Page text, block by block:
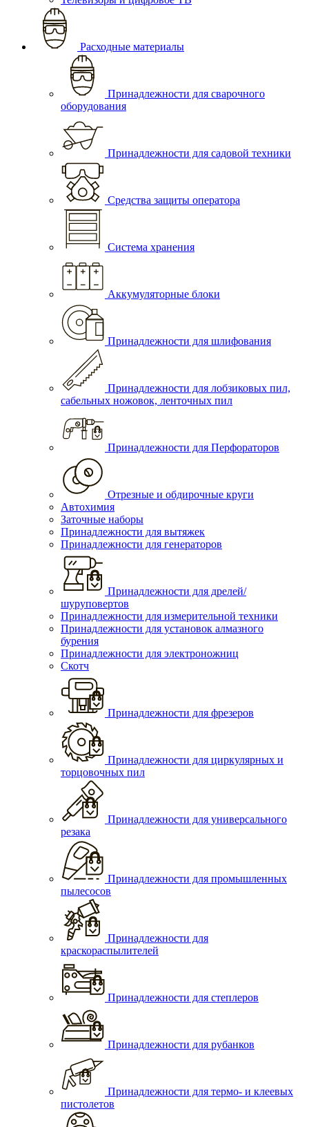
Расходные материалы
Принадлежности для сварочного
оборудования
Принадлежности для садовой техники
Средства защиты оператора
Система хранения
Аккумуляторные блоки
Принадлежности для шлифования
Принадлежности для лобзиковых пил,
сабельных ножовок, ленточных пил
Принадлежности для Перфораторов
Отрезные и обдирочные круги
Автохимия
Заточные наборы
Принадлежности для вытяжек
Принадлежности для генераторов
Принадлежности для дрелей/
шуруповертов
Принадлежности для измерительной техники
Принадлежности для установок алмазного
бурения
Принадлежности для электроножниц
Скотч
Принадлежности для фрезеров
Принадлежности для циркулярных и
торцовочных пил
Принадлежности для универсального
резака
Принадлежности для промышленных
пылесосов
Принадлежности для
краскораспылителей
Принадлежности для степлеров
Принадлежности для рубанков
Принадлежности для термо- и клеевых
пистолетов